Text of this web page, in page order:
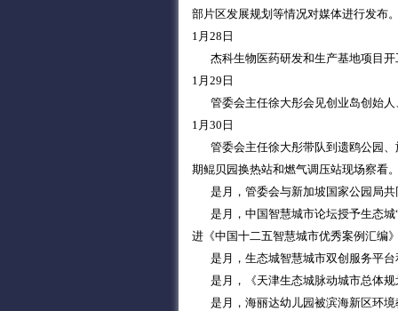
部片区发展规划等情况对媒体进行发布
1月28日
杰科生物医药研发和生产基地项目开
1月29日
管委会主任徐大彤会见创业岛创始人
1月30日
管委会主任徐大彤带队到遗鸥公园、
期鲲贝园换热站和燃气调压站现场察看
是月，管委会与新加坡国家公园局共
是月，中国智慧城市论坛授予生态城
进《中国十二五智慧城市优秀案例汇编
是月，生态城智慧城市双创服务平台
是月，《天津生态城脉动城市总体规
是月，海丽达幼儿园被滨海新区环境